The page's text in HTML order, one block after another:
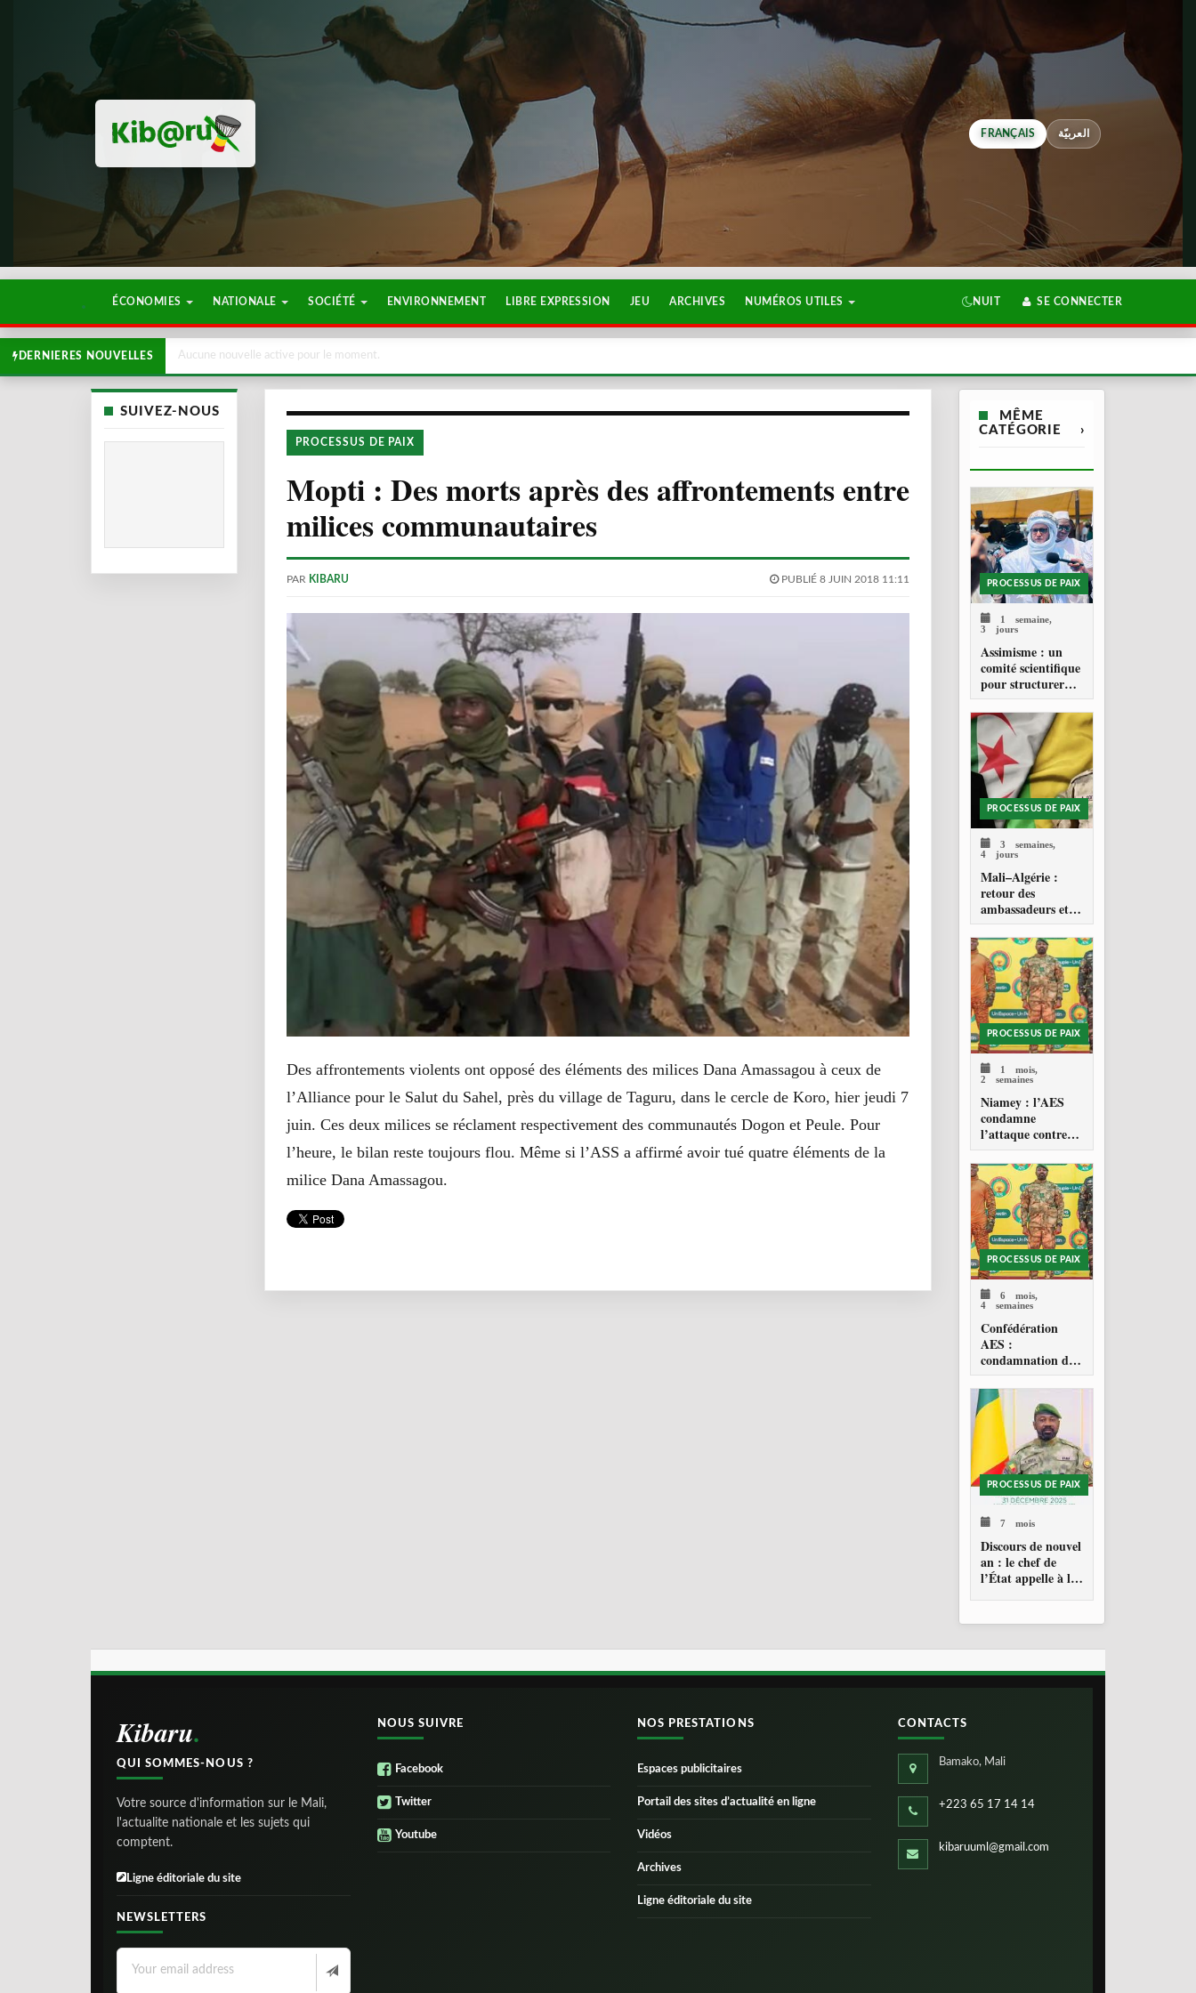
FRANÇAIS العربيّة
ÉCONOMIES NATIONALE SOCIÉTÉ ENVIRONNEMENT LIBRE EXPRESSION JEU ARCHIVES NUMÉROS UTILES NUIT SE CONNECTER
DERNIERES NOUVELLES Aucune nouvelle active pour le moment.
SUIVEZ-NOUS
PROCESSUS DE PAIX
Mopti : Des morts après des affrontements entre
milices communautaires
PAR KIBARU PUBLIÉ 8 JUIN 2018 11:11
Des affrontements violents ont opposé des éléments des milices Dana Amassagou à ceux de
l’Alliance pour le Salut du Sahel, près du village de Taguru, dans le cercle de Koro, hier jeudi 7
juin. Ces deux milices se réclament respectivement des communautés Dogon et Peule. Pour
l’heure, le bilan reste toujours flou. Même si l’ASS a affirmé avoir tué quatre éléments de la
milice Dana Amassagou.
MÊME
CATÉGORIE
›
PROCESSUS DE PAIX
1 semaine,
3 jours
Assimisme : un
comité scientifique
pour structurer
une doctrine de la
refondation
PROCESSUS DE PAIX
3 semaines,
4 jours
Mali–Algérie :
retour des
ambassadeurs et
réouverture des
espaces aériens
PROCESSUS DE PAIX
1 mois,
2 semaines
Niamey : l’AES
condamne
l’attaque contre
l’aéroport Diori
Hamani
PROCESSUS DE PAIX
6 mois,
4 semaines
Confédération
AES :
condamnation de
l’action militaire
américaine au
Venezuela
PROCESSUS DE PAIX
7 mois
Discours de nouvel
an : le chef de
l’État appelle à la
Kibaru
QUI SOMMES-NOUS ?
Votre source d'information sur le Mali,
l'actualite nationale et les sujets qui
comptent.
Ligne éditoriale du site
NEWSLETTERS
NOUS SUIVRE
Facebook
Twitter
Youtube
NOS PRESTATIONS
Espaces publicitaires
Portail des sites d’actualité en ligne
Vidéos
Archives
Ligne éditoriale du site
CONTACTS
Bamako, Mali
+223 65 17 14 14
kibaruuml@gmail.com